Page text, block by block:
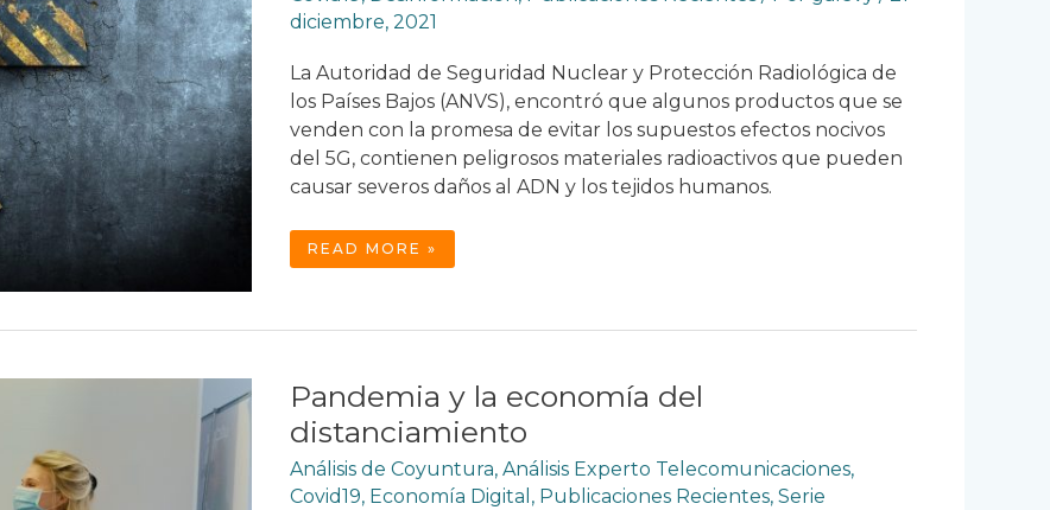
diciembre, 2021
La Autoridad de Seguridad Nuclear y Protección Radiológica de
los Países Bajos (ANVS), encontró que algunos productos que se
venden con la promesa de evitar los supuestos efectos nocivos
del 5G, contienen peligrosos materiales radioactivos que pueden
causar severos daños al ADN y los tejidos humanos.
EL
“ANTI
READ MORE »
Pandemia y la economía del
distanciamiento
Análisis de Coyuntura, Análisis Experto Telecomunicaciones,
Covid19, Economía Digital , Publicaciones Recientes, Serie